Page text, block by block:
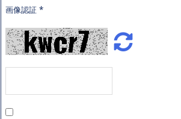
画像認証 *